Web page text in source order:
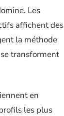
Les
affichent des
la méthode
transforment
en
les plus